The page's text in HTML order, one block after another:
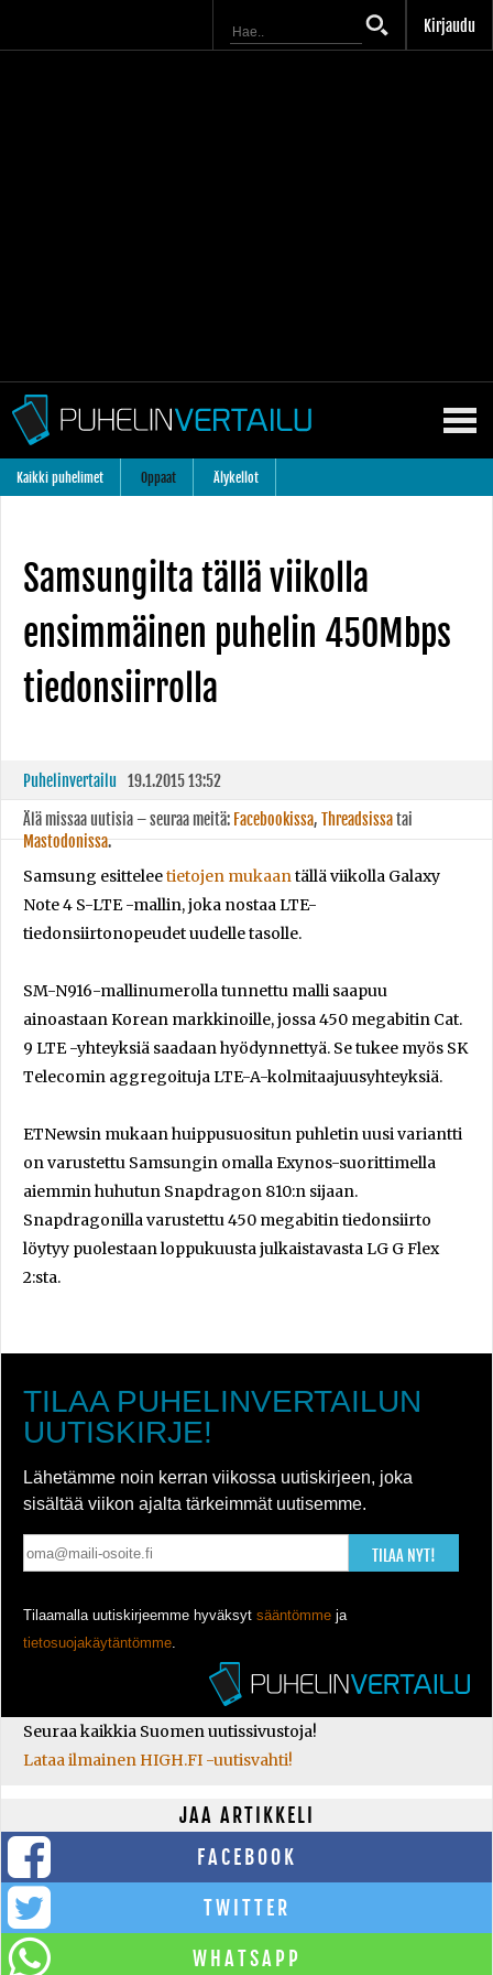
Kirjaudu
Kaikki puhelimet Oppaat Älykellot
Samsungilta tällä viikolla
ensimmäinen puhelin 450Mbps
tiedonsiirrolla
Puhelinvertailu 19.1.2015 13:52
Älä missaa uutisia – seuraa meitä: Facebookissa, Threadsissatai
Mastodonissa.
Samsung esitteleetietojen mukaantällä viikolla Galaxy
Note 4 S-LTE -mallin, joka nostaa LTE-
tiedonsiirtonopeudet uudelle tasolle.
SM-N916-mallinumerolla tunnettu malli saapuu
ainoastaan Korean markkinoille, jossa 450 megabitin Cat.
9 LTE -yhteyksiä saadaan hyödynnettyä. Se tukee myös SK
Telecomin aggregoituja LTE-A-kolmitaajuusyhteyksiä.
ETNewsin mukaan huippusuositun puhletin uusi variantti
on varustettu Samsungin omalla Exynos-suorittimella
aiemmin huhutun Snapdragon 810:n sijaan.
Snapdragonilla varustettu 450 megabitin tiedonsiirto
löytyy puolestaan loppukuusta julkaistavasta LG G Flex
2:sta.
TILAA PUHELINVERTAILUN
UUTISKIRJE!
Lähetämme noin kerran viikossa uutiskirjeen, joka
sisältää viikon ajalta tärkeimmät uutisemme.
TILAA NYT!
Tilaamalla uutiskirjeemme hyväksyt sääntömme ja
tietosuojakäytäntömme.
Seuraa kaikkia Suomen uutissivustoja!
Lataa ilmainen HIGH.FI -uutisvahti!
JAA ARTIKKELI
FACEBOOK
TWITTER
WHATSAPP